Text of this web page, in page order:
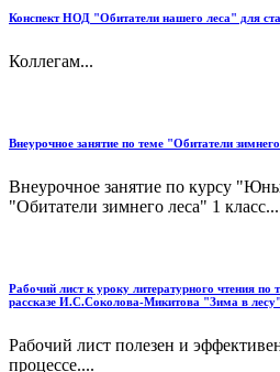
Конспект НОД "Обитатели нашего леса" для
Коллегам...
Внеурочное занятие по теме "Обитатели
Внеурочное занятие по курсу
"Обитатели зимнего леса" 1
Рабочий лист к уроку литературного чтения
рассказе И.С.Соколова-Микитова "Зима в
Рабочий лист полезен и
процессе....